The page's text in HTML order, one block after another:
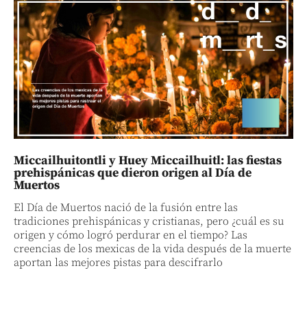
Miccailhuitontli y Huey Miccailhuitl: las fiestas
prehispánicas que dieron origen al Día de
Muertos
El Día de Muertos nació de la fusión entre las
tradiciones prehispánicas y cristianas, pero ¿cuál es su
origen y cómo logró perdurar en el tiempo? Las
creencias de los mexicas de la vida después de la muerte
aportan las mejores pistas para descifrarlo